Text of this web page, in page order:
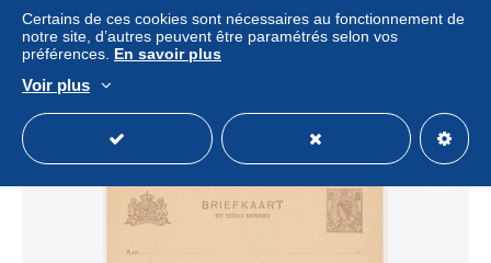
± 2,88 $US
Statut
Nouveau
Certains de ces cookies sont nécessaires au fonctionnement de
notre site, d’autres peuvent être paramétrés selon vos
préférences. En savoir plus
Voir plus